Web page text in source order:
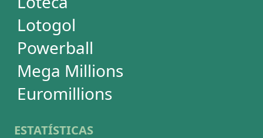
ASSINATURA
Assinatura
Palpites Estatísticos
Análises Estatísticas
Conferidor de Apostas